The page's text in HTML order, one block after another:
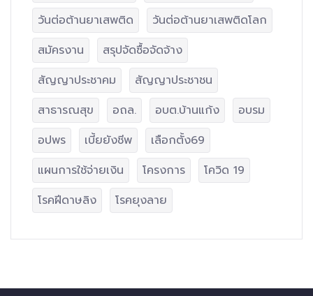
วันต่อต้านยาเสพติด
วันต่อต้านยาเสพติดโลก
สมัครงาน
สรุปจัดซื้อจัดจ้าง
สัญญาประชาคม
สัญญาประชาชน
สาธารณสุข
อถล. อบต.บ้านแก้ง
อบรม
อปพร
เบี้ยยังชีพ
เลือกตั้ง69
แผนการใช้จ่ายเงิน
โครงการ
โควิด 19
โรคฝีดาษลิง
โรคยุงลาย